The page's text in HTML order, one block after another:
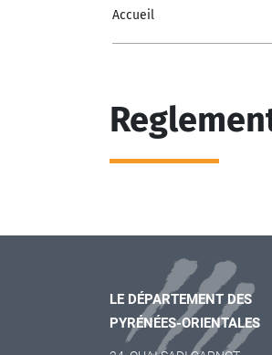
Accueil
LE DÉPARTEMENT DES
PYRÉNÉES-ORIENTALES